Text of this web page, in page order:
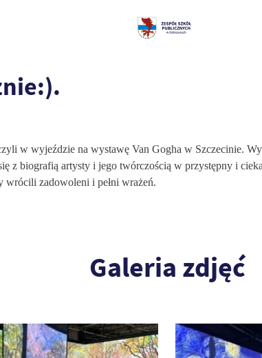
w wyjeździe na wystawę Van Gogha w Szczecinie.
z biografią artysty i jego twórczością w przystępny i
zadowoleni i pełni wrażeń.
Galeria zdjęć